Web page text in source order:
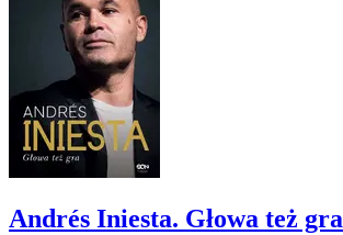
Andrés Iniesta. Głowa też gra